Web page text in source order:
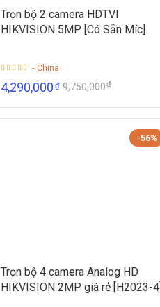
Trọn bộ 2 camera HDTVI
HIKVISION 5MP [Có Sẵn Míc]
- China
4,290,000₫ 9,750,000₫
-56%
Trọn bộ 4 camera Analog HD
HIKVISION 2MP giá rẻ [H2023-4]